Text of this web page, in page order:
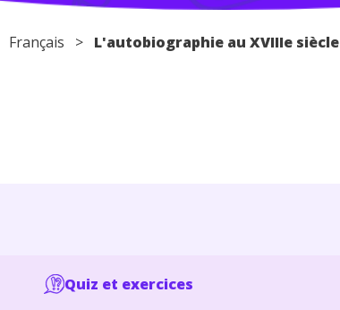
Français > L'autobiographie au XVIIIe siècle
Quiz et exercices